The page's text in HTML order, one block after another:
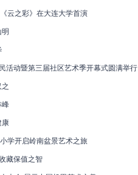
云之彩》在大连大学首演
活动暨第三届社区艺术季开幕式圆满举行
峰
康
学开启岭南盆景艺术之旅
藏保值之智